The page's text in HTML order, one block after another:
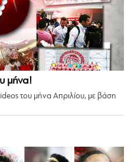
μήνα!
του μήνα Απριλίου, με βάση